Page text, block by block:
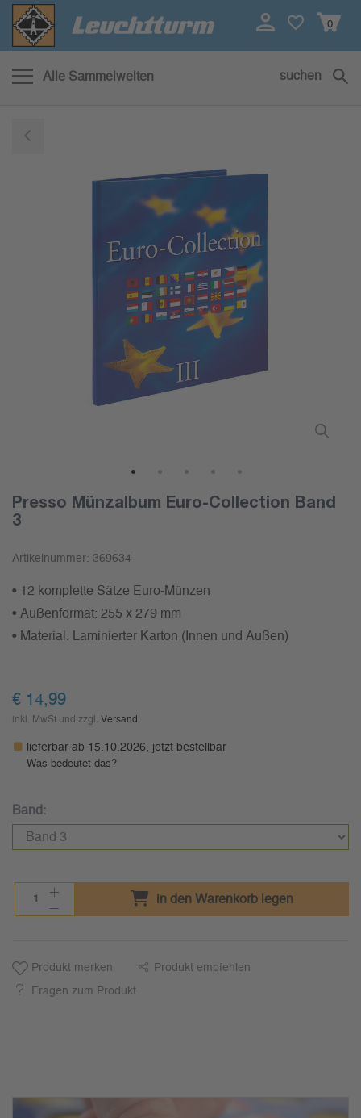
0
Alle Sammelwelten suchen
Presso Münzalbum Euro-Collection Band
3
Artikelnummer: 369634
• 12 komplette Sätze Euro-Münzen
• Außenformat: 255 x 279 mm
• Material: Laminierter Karton (Innen und Außen)
€ 14,99
inkl. MwSt und zzgl. Versand
lieferbar ab 15.10.2026, jetzt bestellbar
Was bedeutet das?
Band:
in den Warenkorb legen
Produkt merken Produkt empfehlen
Fragen zum Produkt